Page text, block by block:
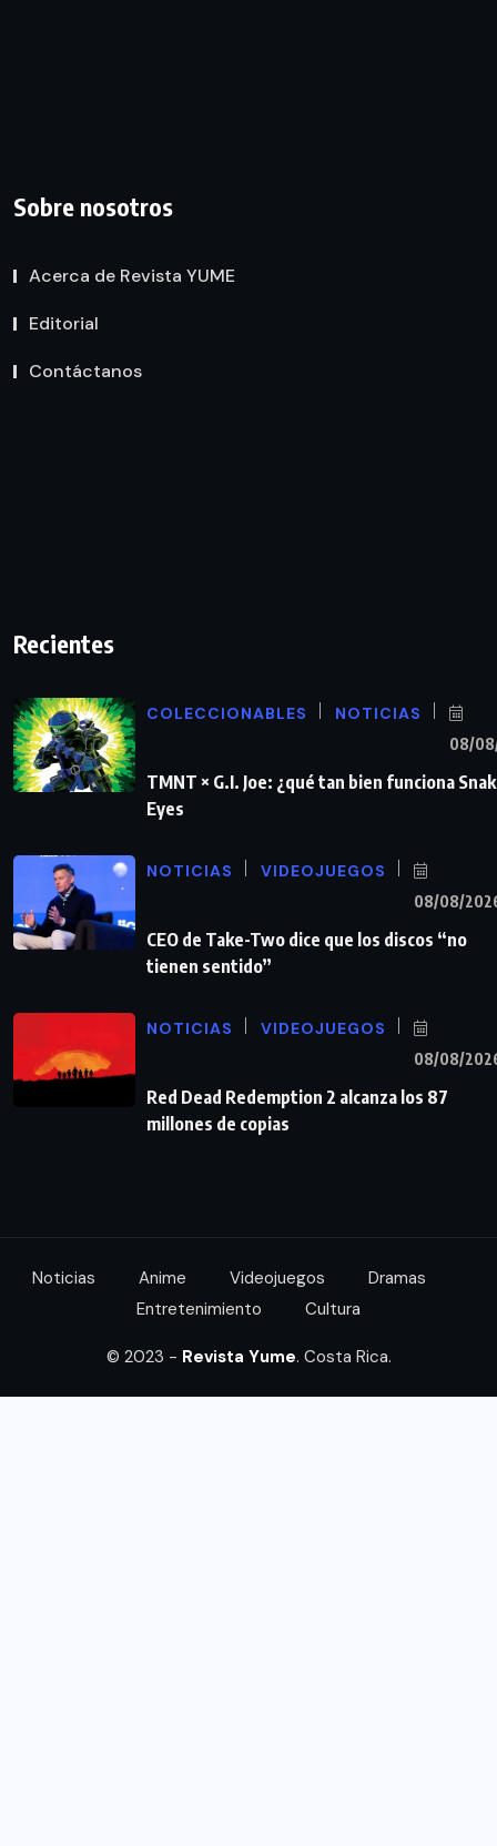
Sobre nosotros
Acerca de Revista YUME
Editorial
Contáctanos
Recientes
COLECCIONABLES NOTICIAS
08/
TMNT × G.I. Joe: ¿qué tan bien funciona
Eyes
NOTICIAS VIDEOJUEGOS
08/08/
CEO de Take-Two dice que los discos “no
tienen sentido”
NOTICIAS VIDEOJUEGOS
08/08/
Red Dead Redemption 2 alcanza los 87
millones de copias
Noticias Anime Videojuegos
Dramas
Entretenimiento
Cultura
© 2023 - Revista Yume. Costa Rica.